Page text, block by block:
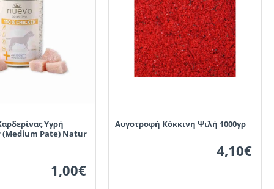
Υγρή
(Medium Pate) Natur
1,00€
Αυγοτροφή Κόκκινη Ψιλή 1000γρ
4,10€